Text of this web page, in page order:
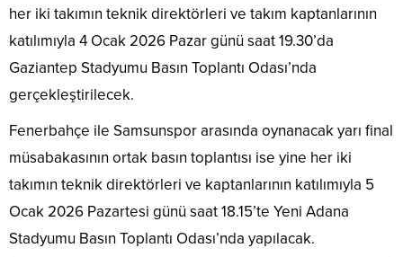
her iki takımın teknik direktörleri ve takım kaptanlarının
katılımıyla 4 Ocak 2026 Pazar günü saat 19.30’da
Gaziantep Stadyumu Basın Toplantı Odası’nda
gerçekleştirilecek.
Fenerbahçe ile Samsunspor arasında oynanacak yarı final
müsabakasının ortak basın toplantısı ise yine her iki
takımın teknik direktörleri ve kaptanlarının katılımıyla 5
Ocak 2026 Pazartesi günü saat 18.15’te Yeni Adana
Stadyumu Basın Toplantı Odası’nda yapılacak.